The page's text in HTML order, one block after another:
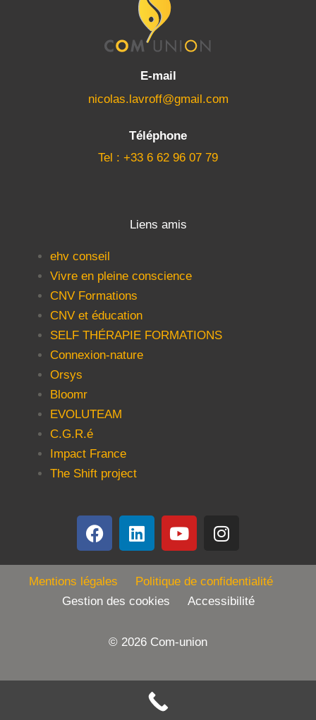
E-mail
nicolas.lavroff@gmail.com
Téléphone
Tel : +33 6 62 96 07 79
Liens amis
ehv conseil
Vivre en pleine conscience
CNV Formations
CNV et éducation
SELF THÉRAPIE FORMATIONS
Connexion-nature
Orsys
Bloomr
EVOLUTEAM
C.G.R.é
Impact France
The Shift project
Mentions légales
Politique de confidentialité
Gestion des cookies Accessibilité
© 2026 Com-union